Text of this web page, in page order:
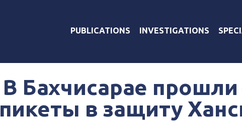
PUBLICATIONS INVESTIGATIONS
В Бахчисарае
пикеты в защиту